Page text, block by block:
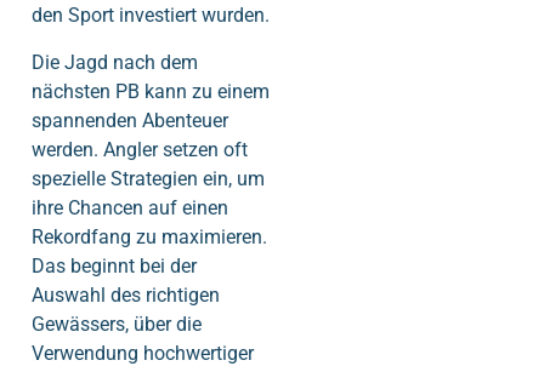
den Sport investiert wurden.
Die Jagd nach dem
nächsten PB kann zu einem
spannenden Abenteuer
werden. Angler setzen oft
spezielle Strategien ein, um
ihre Chancen auf einen
Rekordfang zu maximieren.
Das beginnt bei der
Auswahl des richtigen
Gewässers, über die
Verwendung hochwertiger